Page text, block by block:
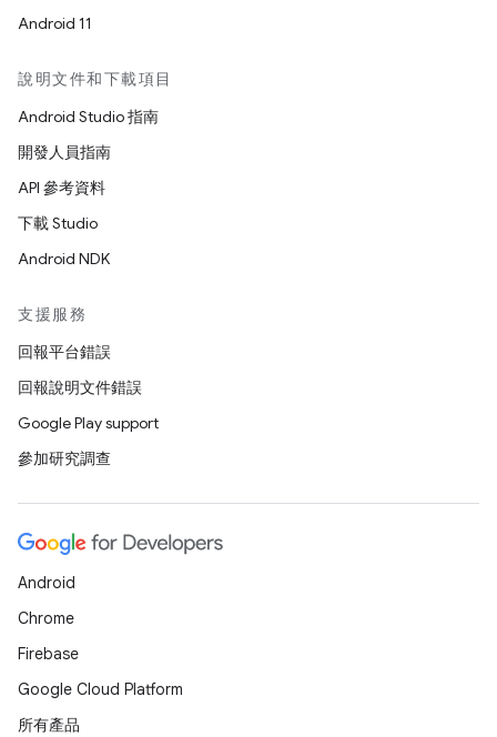
Android 11
說明文件和下載項目
Android Studio 指南
開發人員指南
API 參考資料
下載 Studio
Android NDK
支援服務
回報平台錯誤
回報說明文件錯誤
Google Play support
參加研究調查
Android
Chrome
Firebase
Google Cloud Platform
所有產品